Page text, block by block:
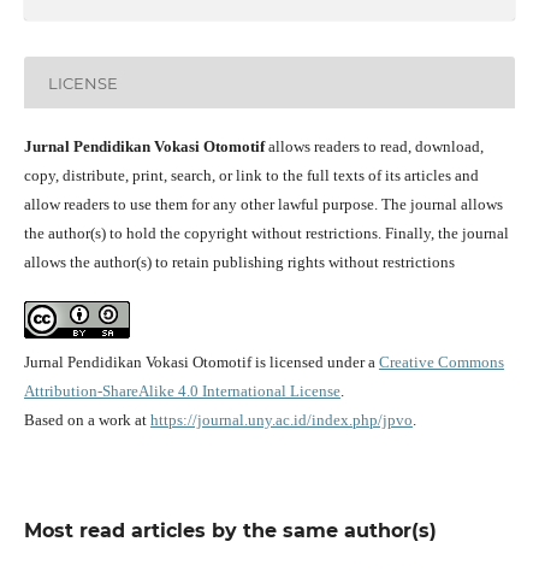
LICENSE
Jurnal Pendidikan Vokasi Otomotifallows readers to read, download,
copy, distribute, print, search, or link to the full texts of its articles and
allow readers to use them for any other lawful purpose. The journal allows
the author(s) to hold the copyright without restrictions. Finally, the journal
allows the author(s) to retain publishing rights without restrictions
Jurnal Pendidikan Vokasi Otomotif is licensed under a Creative Commons
Attribution-ShareAlike 4.0 International License.
Based on a work at https://journal.uny.ac.id/index.php/jpvo.
Most read articles by the same author(s)